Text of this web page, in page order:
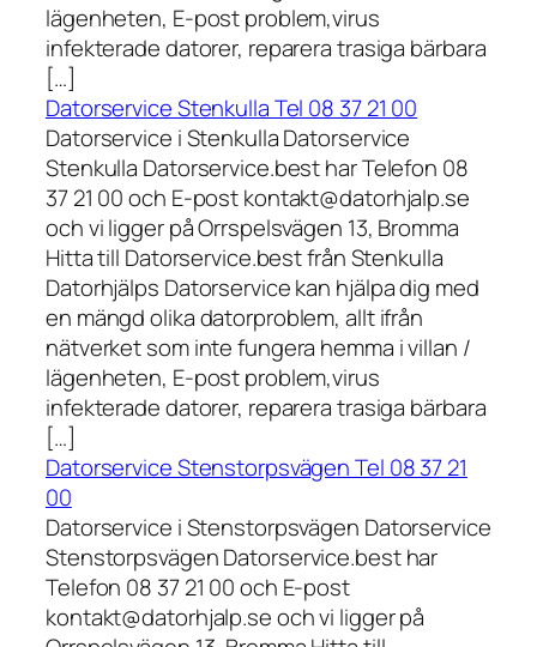
lägenheten, E-post problem,virus
infekterade datorer, reparera trasiga bärbara
[…]
Datorservice Stenkulla Tel 08 37 21 00
Datorservice i Stenkulla Datorservice
Stenkulla Datorservice.best har Telefon 08
37 21 00 och E-post kontakt@datorhjalp.se
och vi ligger på Orrspelsvägen 13, Bromma
Hitta till Datorservice.best från Stenkulla
Datorhjälps Datorservice kan hjälpa dig med
en mängd olika datorproblem, allt ifrån
nätverket som inte fungera hemma i villan /
lägenheten, E-post problem,virus
infekterade datorer, reparera trasiga bärbara
[…]
Datorservice Stenstorpsvägen Tel 08 37 21
00
Datorservice i Stenstorpsvägen Datorservice
Stenstorpsvägen Datorservice.best har
Telefon 08 37 21 00 och E-post
kontakt@datorhjalp.se och vi ligger på